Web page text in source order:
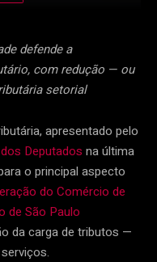
defende a
com redução — ou
setorial
apresentado pelo
Deputados na última
o principal aspecto
do Comércio de
de São Paulo
da carga de tributos —